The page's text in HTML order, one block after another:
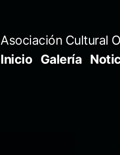
Asociación Cultural
Inicio Galería